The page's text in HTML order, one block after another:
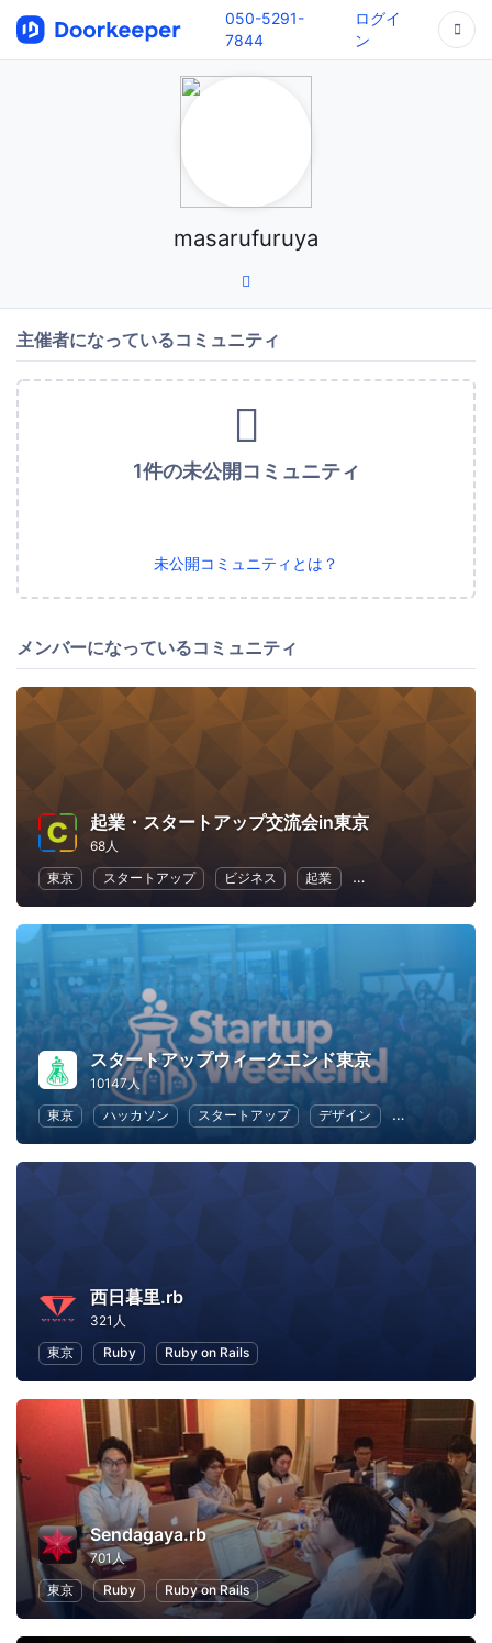
050-5291-
7844
ログイ
ン
masarufuruya
主催者になっているコミュニティ
1件の未公開コミュニティ
未公開コミュニティとは？
メンバーになっているコミュニティ
起業・スタートアップ交流会in東京
68人
東京
スタートアップ ビジネス 起業 異業種交流
スタートアップウィークエンド東京
10147人
東京
ハッカソン スタートアップ デザイン マーケティング
西日暮里.rb
321人
東京
Ruby Ruby on Rails
Sendagaya.rb
701人
東京
Ruby Ruby on Rails